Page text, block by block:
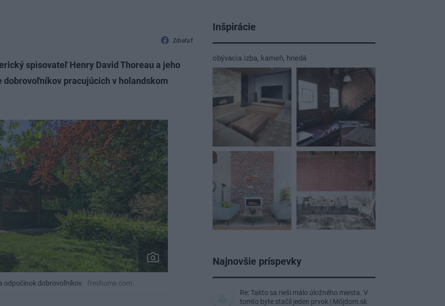
Zdieľať
spisovateľ Henry David Thoreau a jeho
pracujúcich v holandskom
odpočinok dobrovoľníkov freshome.com
Inšpirácie
obývacia izba, kameň, hnedá
Najnovšie príspevky
Re: Takto sa rieši málo úložného miesta. V
tomto byte stačil jeden prvok | Môjdom.sk